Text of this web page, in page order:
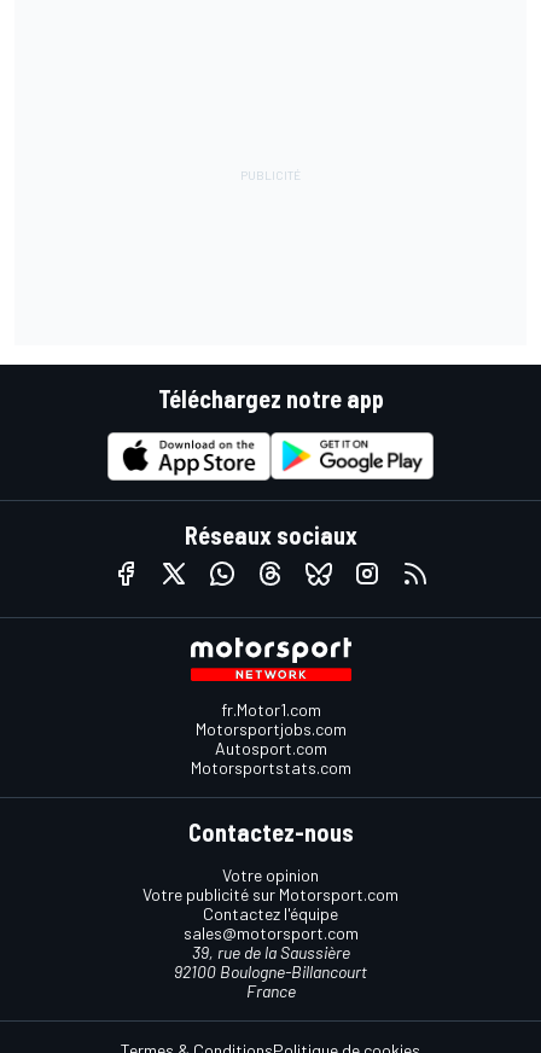
Téléchargez notre app
Réseaux sociaux
fr.Motor1.com
Motorsportjobs.com
Autosport.com
Motorsportstats.com
Contactez-nous
Votre opinion
Votre publicité sur Motorsport.com
Contactez l'équipe
sales@motorsport.com
39, rue de la Saussière
92100 Boulogne-Billancourt
France